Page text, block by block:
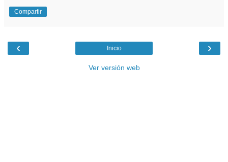
Compartir
‹ ›
Inicio
Ver versión web